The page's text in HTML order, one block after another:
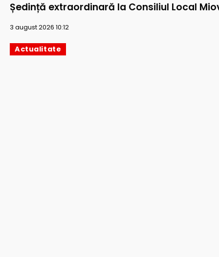
Ședință extraordinară la Consiliul Local
3 august 2026 10:12
Actualitate